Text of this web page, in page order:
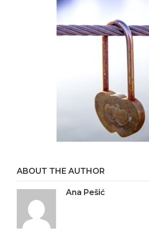
ABOUT THE AUTHOR
Ana Pešić